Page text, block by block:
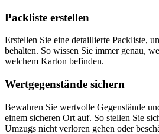
Packliste erstellen
Erstellen Sie eine detaillierte Packliste,
behalten. So wissen Sie immer genau,
welchem Karton befinden.
Wertgegenstände sichern
Bewahren Sie wertvolle Gegenstände
einem sicheren Ort auf. So stellen Sie
Umzugs nicht verloren gehen oder